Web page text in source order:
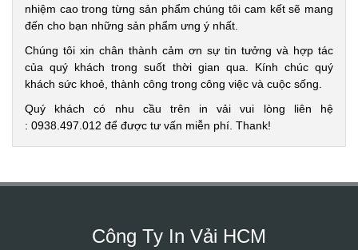
nhiệm cao trong từng sản phẩm chúng tôi cam kết sẽ mang
đến cho bạn những sản phẩm ưng ý nhất.
Chúng tôi xin chân thành cảm ơn sự tin tưởng và hợp tác
của quý khách trong suốt thời gian qua. Kính chúc quý
khách sức khoẻ, thành công trong công việc và cuộc sống.
Quý khách có nhu cầu trên in vải vui lòng liên hệ
: 0938.497.012 để được tư vấn miễn phí. Thank!
Công Ty In Vải HCM